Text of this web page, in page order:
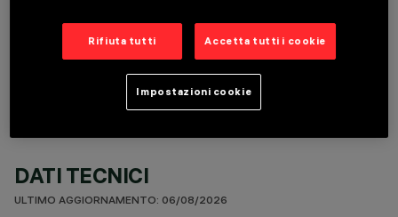
COMPONENTI OPZIONALI
DATI TECNICI
ULTIMO AGGIORNAMENTO: 06/08/2026
Rifiuta tutti Accetta tutti i cookie
Impostazioni cookie